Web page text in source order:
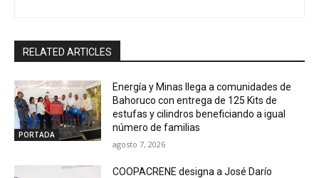
RELATED ARTICLES
PORTADA
Energía y Minas llega a comunidades de
Bahoruco con entrega de 125 Kits de
estufas y cilindros beneficiando a igual
número de familias
agosto 7, 2026
COOPACRENE designa a José Darío